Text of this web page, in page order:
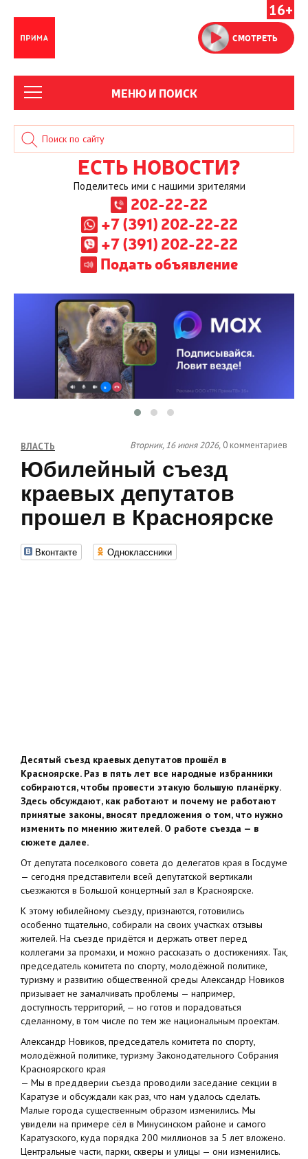
16+
СМОТРЕТЬ
МЕНЮ И ПОИСК
ЕСТЬ НОВОСТИ?
Поделитесь ими с нашими зрителями
202-22-22
+7 (391) 202-22-22
+7 (391) 202-22-22
Подать объявление
ВЛАСТЬ Вторник, 16 июня 2026, 0 комментариев
Юбилейный съезд
краевых депутатов
прошел в Красноярске
Вконтакте Одноклассники
Десятый съезд краевых депутатов прошёл в
Красноярске. Раз в пять лет все народные избранники
собираются, чтобы провести этакую большую планёрку.
Здесь обсуждают, как работают и почему не работают
принятые законы, вносят предложения о том, что нужно
изменить по мнению жителей. О работе съезда — в
сюжете далее.
От депутата поселкового совета до делегатов края в Госдуме
— сегодня представители всей депутатской вертикали
съезжаются в Большой концертный зал в Красноярске.
К этому юбилейному съезду, признаются, готовились
особенно тщательно, собирали на своих участках отзывы
жителей. На съезде придётся и держать ответ перед
коллегами за промахи, и можно рассказать о достижениях. Так,
председатель комитета по спорту, молодёжной политике,
туризму и развитию общественной среды Александр Новиков
призывает не замалчивать проблемы — например,
доступность территорий, — но готов и порадоваться
сделанному, в том числе по тем же национальным проектам.
Александр Новиков, председатель комитета по спорту,
молодёжной политике, туризму Законодательного Собрания
Красноярского края
— Мы в преддверии съезда проводили заседание секции в
Каратузе и обсуждали как раз, что нам удалось сделать.
Малые города существенным образом изменились. Мы
увидели на примере сёл в Минусинском районе и самого
Каратузского, куда порядка 200 миллионов за 5 лет вложено.
Центральные части, парки, скверы и улицы — они изменились.